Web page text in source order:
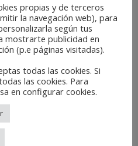
propias y de terceros
la navegación web), para
según tus
mostrarte publicidad en
(p.e páginas visitadas).
todas las cookies. Si
las cookies. Para
en configurar cookies.